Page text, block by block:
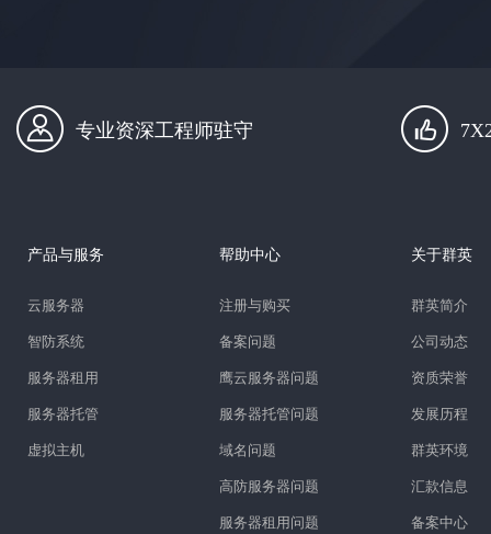
专业资深工程师驻守
产品与服务
云服务器
智防系统
服务器租用
服务器托管
虚拟主机
帮助中心
注册与购买
备案问题
鹰云服务器问题
服务器托管问题
域名问题
高防服务器问题
服务器租用问题
关于群英
群英简介
公司动态
资质荣誉
发展历程
群英环境
汇款信息
备案中心